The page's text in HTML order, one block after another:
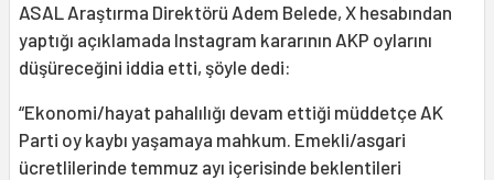
ASAL Araştırma Direktörü Adem Belede, X hesabından
yaptığı açıklamada Instagram kararının AKP oylarını
düşüreceğini iddia etti, şöyle dedi:
“Ekonomi/hayat pahalılığı devam ettiği müddetçe AK
Parti oy kaybı yaşamaya mahkum. Emekli/asgari
ücretlilerinde temmuz ayı içerisinde beklentileri